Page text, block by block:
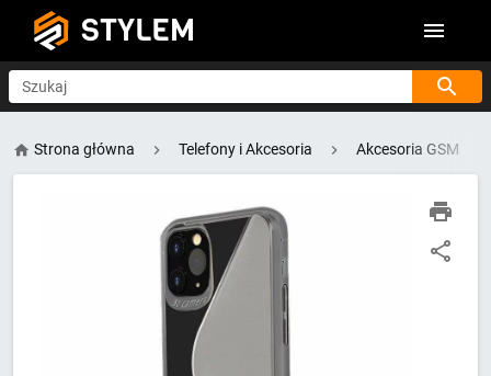
STYLEM
Szukaj
Strona główna Telefony i Akcesoria Akcesoria GSM